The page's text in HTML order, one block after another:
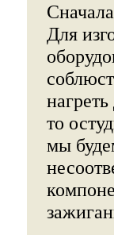
Для
то
мы